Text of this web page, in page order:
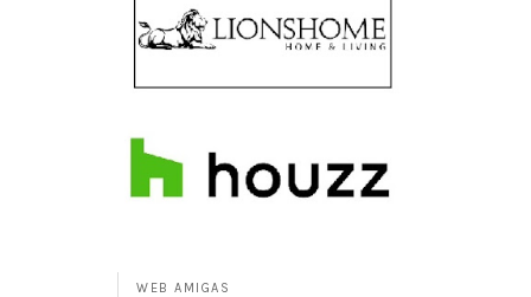
WEB AMIGAS